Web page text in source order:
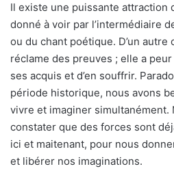
Il existe une puissante attraction
donné à voir par l’intermédiaire
ou du chant poétique. D’un autre
réclame des preuves ; elle a
ses acquis et d’en souffrir.
période historique, nous avons
vivre et imaginer simultanément.
constater que des forces sont
ici et maitenant, pour nous
et libérer nos imaginations.